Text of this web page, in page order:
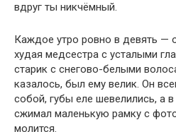
вдруг ты никчёмный.
Каждое утро ровно в девять —
худая медсестра с усталыми
старик с снегово-белыми
казалось, был ему велик. Он
собой, губы еле шевелились, а
сжимал маленькую рамку с
молится.